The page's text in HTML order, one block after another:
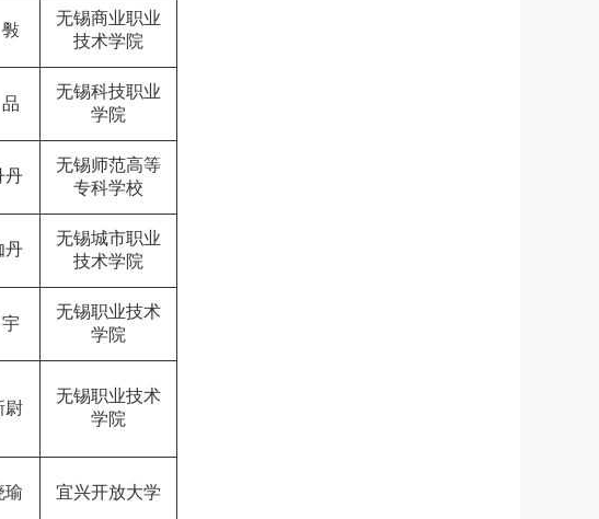
斅
无锡商业职业
技术学院
品
无锡科技职业
学院
丹
无锡师范高等
专科学校
丹
无锡城市职业
技术学院
宇
无锡职业技术
学院
尉
无锡职业技术
学院
瑜 宜兴开放大学